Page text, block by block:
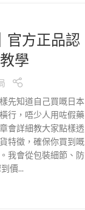
官方正品認
學
先知道自己買嘅日本
行，唔少人用咗假藥
會詳細教大家點樣透
特徵，確保你買到嘅
我會從包裝細節、防
價...